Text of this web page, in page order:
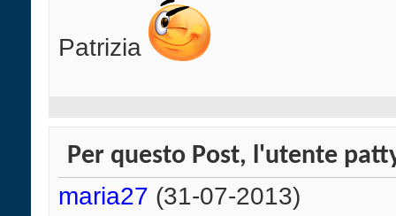
Patrizia
Per questo Post, l'utente
maria27 (31-07-2013)